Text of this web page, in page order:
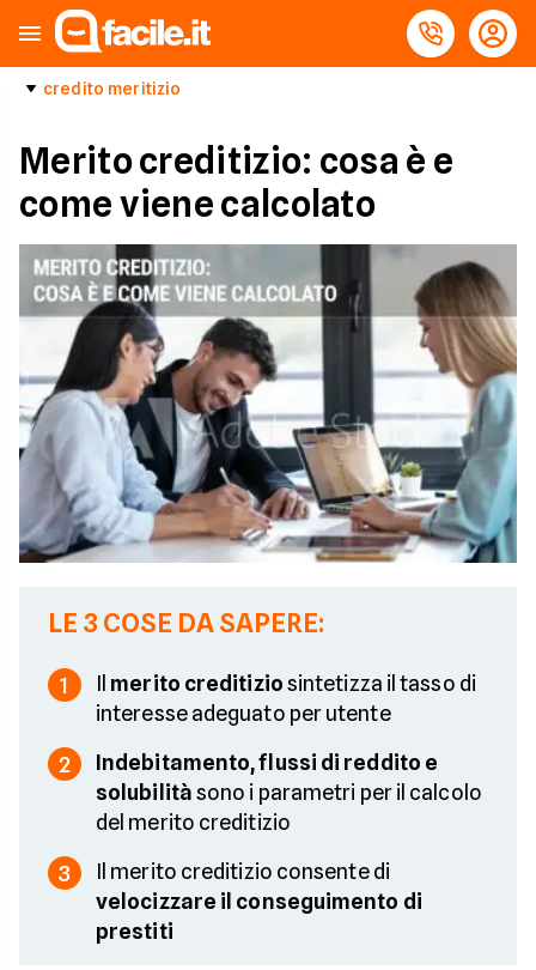
credito meritizio
Merito creditizio: cosa è e
come viene calcolato
LE 3 COSE DA SAPERE:
1 Il merito creditiziosintetizza il tasso di
interesse adeguato per utente
2
Indebitamento, flussi di reddito e
solubilitàsono i parametri per il calcolo
del merito creditizio
3
Il merito creditizio consente di
velocizzare il conseguimento di
prestiti